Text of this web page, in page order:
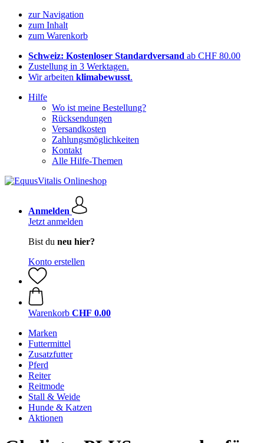
zur Navigation
zum Inhalt
zum Warenkorb
Schweiz: Kostenloser Standardversand ab CHF 80.00
Zustellung in 3 Werktagen.
Wir arbeiten klimabewusst.
Hilfe
Wo ist meine Bestellung?
Rücksendungen
Versandkosten
Zahlungsmöglichkeiten
Kontakt
Alle Hilfe-Themen
Anmelden
Jetzt anmelden
Bist du neu hier?
Konto erstellen
Warenkorb CHF 0.00
Marken
Futtermittel
Zusatzfutter
Pferd
Reiter
Reitmode
Stall & Weide
Hunde & Katzen
Aktionen